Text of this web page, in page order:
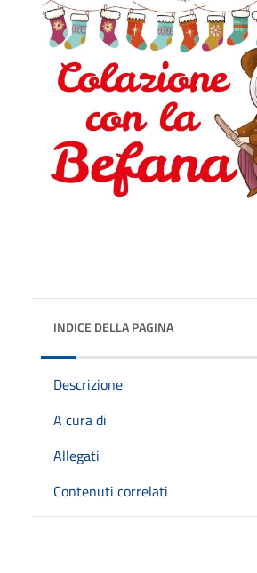
INDICE DELLA PAGINA
Descrizione
A cura di
Allegati
Contenuti correlati